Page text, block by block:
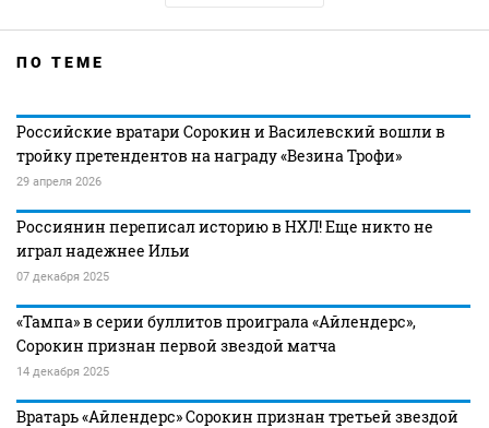
ПО ТЕМЕ
Российские вратари Сорокин и Василевский вошли в
тройку претендентов на награду «Везина Трофи»
29 апреля 2026
Россиянин переписал историю в НХЛ! Еще никто не
играл надежнее Ильи
07 декабря 2025
«Тампа» в серии буллитов проиграла «Айлендерс»,
Сорокин признан первой звездой матча
14 декабря 2025
Вратарь «Айлендерс» Сорокин признан третьей звездой